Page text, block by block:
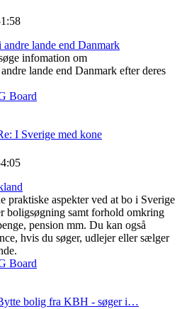
lande end Danmark
infomation om
lande end Danmark efter deres
Board
I Sverige med kone
praktiske aspekter ved at bo i Sverige
boligsøgning samt forhold omkring
pension mm. Du kan også
hvis du søger, udlejer eller sælger
Board
bolig fra KBH - søger i…